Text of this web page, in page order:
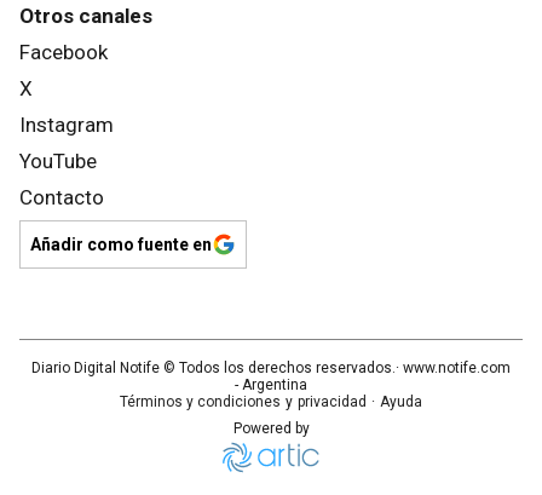
Otros canales
Facebook
X
Instagram
YouTube
Contacto
Añadir como fuente en
Diario Digital Notife © Todos los derechos reservados.· www.notife.com
- Argentina
Términos y condiciones y privacidad · Ayuda
Powered by